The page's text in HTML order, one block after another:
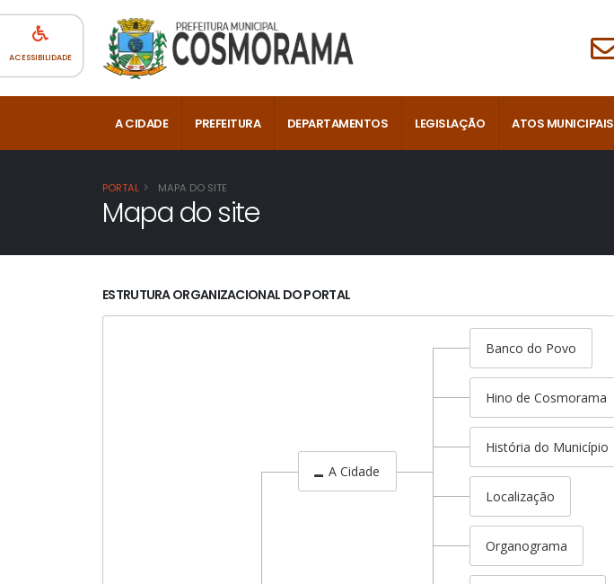
A CIDADE PREFEITURA DEPARTAMENTOS LEGISLAÇÃO ATOS MUNICIPAIS
PORTAL MAPA DO SITE
Mapa do site
ESTRUTURA ORGANIZACIONAL DO PORTAL
A Cidade
Banco do Povo
Hino de Cosmorama
História do Município
Localização
Organograma
ACESSIBILIDADE